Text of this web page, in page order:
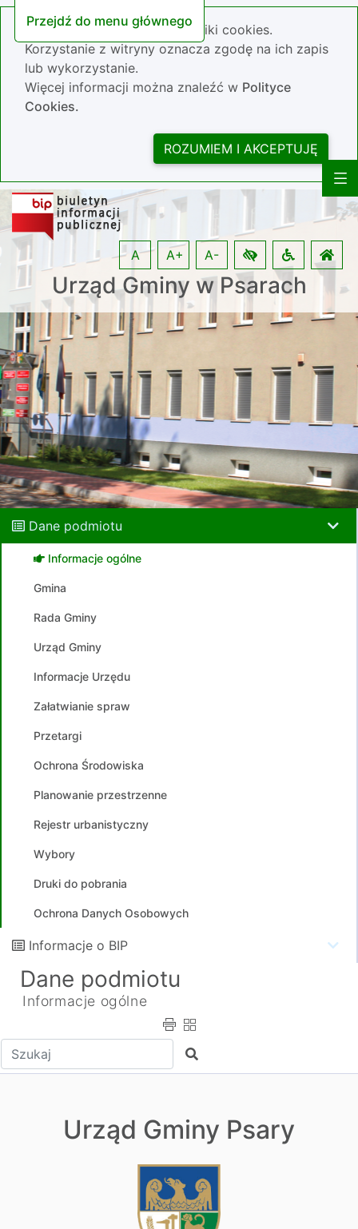
Przejdź do menu głównego
Nasza strona wykorzystuje pliki cookies.
Korzystanie z witryny oznacza zgodę na ich zapis
lub wykorzystanie.
Więcej informacji można znaleźć w Polityce
Cookies.
ROZUMIEM I AKCEPTUJĘ
Urząd Gminy w Psarach
A A+ A-
Dane podmiotu
Informacje ogólne
Gmina
Rada Gminy
Urząd Gminy
Informacje Urzędu
Załatwianie spraw
Przetargi
Ochrona Środowiska
Planowanie przestrzenne
Rejestr urbanistyczny
Wybory
Druki do pobrania
Ochrona Danych Osobowych
Informacje o BIP
Dane podmiotu
Informacje ogólne
Wpisz tekst do wyszukania Szukaj
Urząd Gminy Psary